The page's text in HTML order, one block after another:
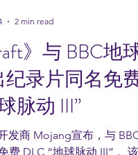
2 min read
》与 BBC地球
录片同名免费
脉动 III”